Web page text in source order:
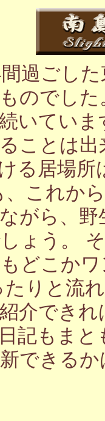
過ごし
のでし
いてい
ことは
る居場
、これか
がら、
ょう。
どこか
りと流
介でき
記もま
できる